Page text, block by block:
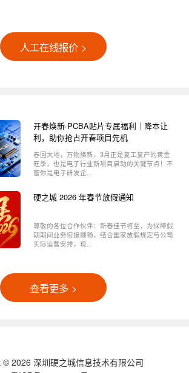
人工在线报价 >
开春焕新·PCBA贴片专属福利｜降本让
利，助你抢占开春项目先机
春回大地，万物焕新，3月正是复工复产的黄金
旺季，也是电子行业新项目启动的关键节点！不
管你是电子研发企...
硬之城 2026 年春节放假通知
尊敬的各位合作伙伴：新春佳节将至，为保障假
期期间业务衔接顺畅，结合国家放假规定与公司
实际运营安排，现...
查看更多 >
2026 深圳硬之城信息技术有限公司